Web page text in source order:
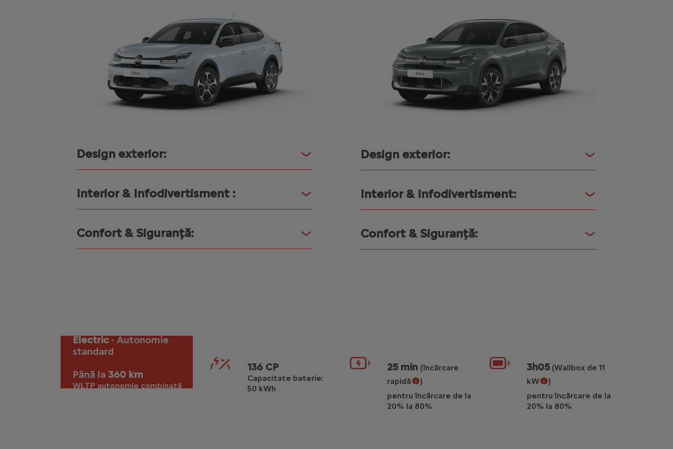
Design exterior:
Interior & Infodivertisment :
Confort & Siguranță:
Design exterior:
Interior & Infodivertisment:
Confort & Siguranță:
Electric- Autonomie
standard
Până la 360 km
WLTP autonomie combinată
136 CP
Capacitate baterie:
50 kWh
25 min (încărcare
rapidă
încărcare rapidă până la 100 kW la un încărcător DC (stație de încărcare publică)
)
pentru încărcare de la
20% la 80%
3h05 (Wallbox de 11
kW
Cablul de încărcare Mode 3 inclus permite
)
pentru încărcare de la
20% la 80%